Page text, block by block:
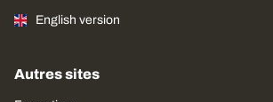
English version
Autres sites